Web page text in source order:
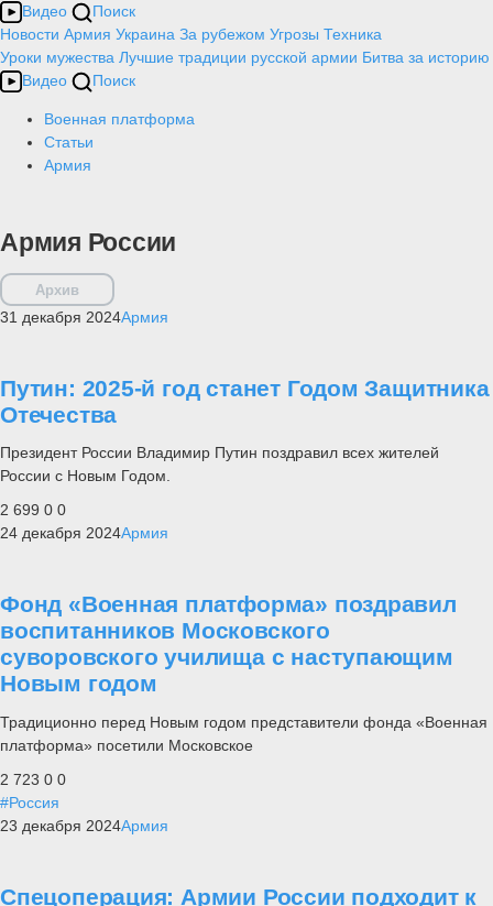
Видео
Поиск
Новости Армия Украина За рубежом Угрозы Техника
Уроки мужества Лучшие традиции русской армии Битва за историю
Видео
Поиск
Военная платформа
Статьи
Армия
Армия России
Архив
31 декабря 2024Армия
Путин: 2025-й год станет Годом Защитника
Отечества
Президент России Владимир Путин поздравил всех жителей
России с Новым Годом.
2 699 0 0
24 декабря 2024Армия
Фонд «Военная платформа» поздравил
воспитанников Московского
суворовского училища с наступающим
Новым годом
Традиционно перед Новым годом представители фонда «Военная
платформа» посетили Московское
2 723 0 0
#Россия
23 декабря 2024Армия
Спецоперация: Армии России подходит к